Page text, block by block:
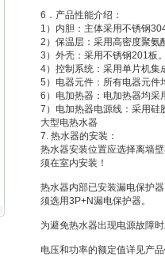
6．产品性能介绍：
1）内胆：主体采用不锈钢
2）保温层：采用高密度聚氨
3）外壳：采用不锈钢201板
4）控制系统：采用单片机集
5）电器元件：所有电器元件
6）电加热器：电加热器均采
7）电加热器电源线：采用硅
大型电热水器
7. 热水器的安装：
热水器安装位置应选择离墙
须在室内安装！
热水器内部已安装漏电保护
须选用3P+N漏电保护器。
为避免热水器出现电源故障
电压和功率的额定值详见产